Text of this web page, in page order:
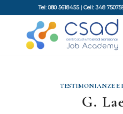
Tel: 080 5618455 | Cell: 348
TESTIMONIANZE E
G.